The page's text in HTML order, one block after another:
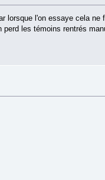
lorsque l'on essaye cela
les témoins rentrés